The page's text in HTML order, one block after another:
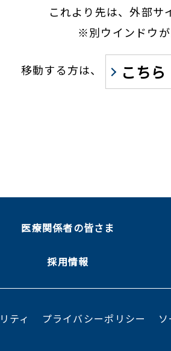
これより先は、外部サ
※別ウインドウが
移動する方は、 こちら
医療関係者の皆さま
採用情報
ティ プライバシーポリシー